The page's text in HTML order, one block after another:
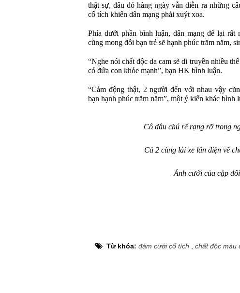
thật sự, đâu đó hàng ngày vẫn diễn ra những
cổ tích khiến dân mạng phải xuýt xoa.
Phía dưới phần bình luận, dân mạng để lại
cũng mong đôi bạn trẻ sẽ hạnh phúc trăm năm,
“Nghe nói chất độc da cam sẽ di truyền nhiều
có đứa con khỏe mạnh”, bạn HK bình luận.
“Cảm động thật, 2 người đến với nhau vậy
bạn hạnh phúc trăm năm”, một ý kiến khác bình
Cô dâu chú rể rạng rỡ trong
Cả 2 cùng lái xe lăn điện về
Ảnh cưới của cặp
Từ khóa: đám cưới cổ tích chất độc màu